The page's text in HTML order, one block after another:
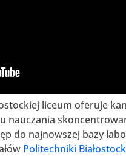
liceum oferuje
do najnowszej bazy
Politechniki